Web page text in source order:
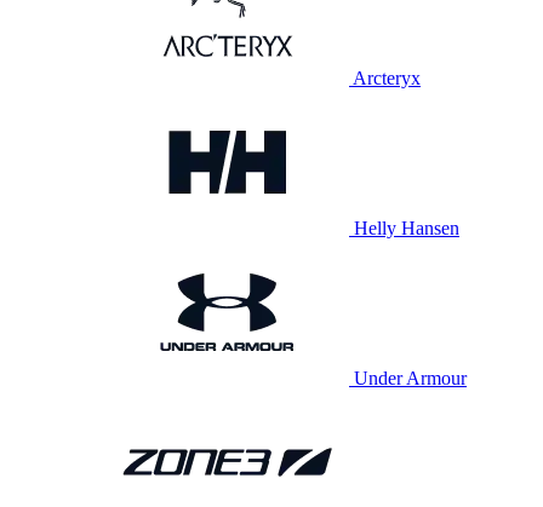
Arcteryx
Helly Hansen
Under Armour